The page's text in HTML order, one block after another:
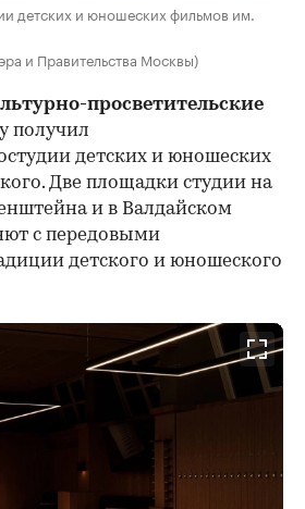
детских и юношеских фильмов им.
и Правительства Москвы)
просветительские
получил
детских и юношеских
Две площадки студии на
и в Валдайском
с передовыми
детского и юношеского